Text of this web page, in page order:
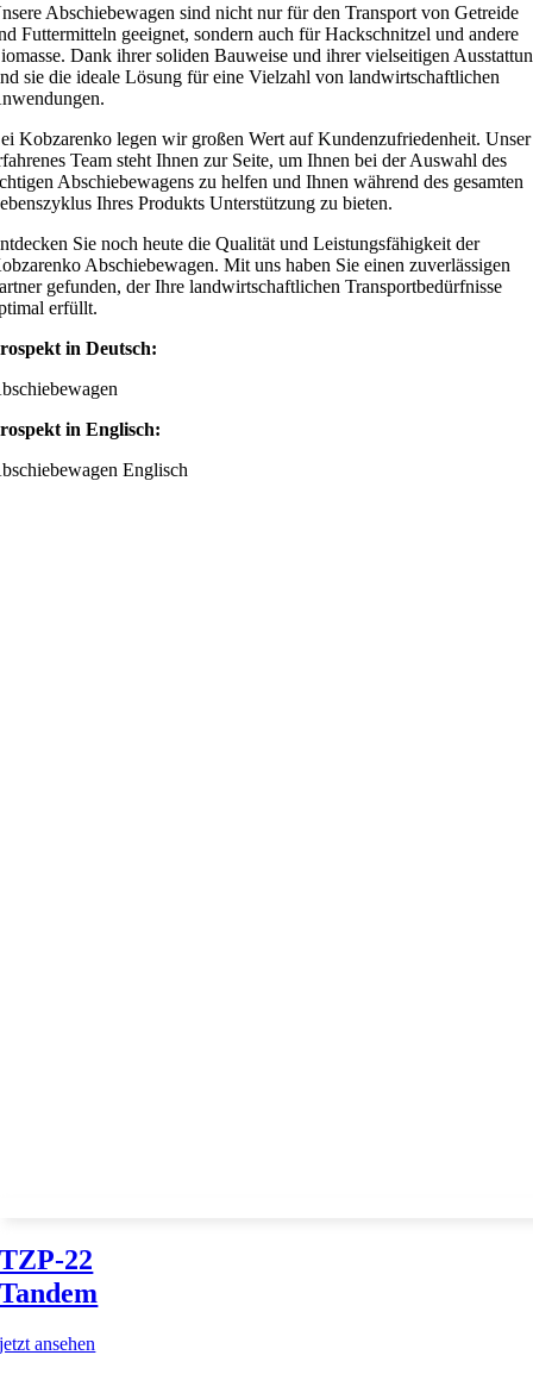
Abschiebewagen sind nicht nur für den Transport von Getreide
Futtermitteln geeignet, sondern auch für Hackschnitzel und andere
Dank ihrer soliden Bauweise und ihrer vielseitigen
sie die ideale Lösung für eine Vielzahl von landwirtschaftlichen
Kobzarenko legen wir großen Wert auf Kundenzufriedenheit. Unser
Team steht Ihnen zur Seite, um Ihnen bei der Auswahl des
Abschiebewagens zu helfen und Ihnen während des gesamten
Ihres Produkts Unterstützung zu bieten.
Sie noch heute die Qualität und Leistungsfähigkeit der
Abschiebewagen. Mit uns haben Sie einen zuverlässigen
gefunden, der Ihre landwirtschaftlichen Transportbedürfnisse
erfüllt.
in Deutsch:
in Englisch:
Englisch
TZP-22
Tandem
jetzt ansehen